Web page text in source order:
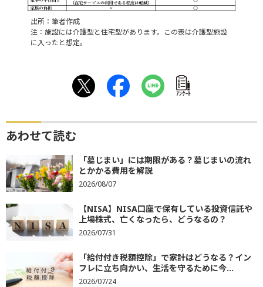
出所：筆者作成
注：施設には介護型と住宅型があります。この表は介護型施設
に入ったと想定。
ｱﾝｹｰﾄ
あわせて読む
「墓じまい」には期限がある？墓じまいの流れ
とかかる費用を解説
2026/08/07
【NISA】NISA口座で保有している投資信託や
上場株式、亡くなったら、どうなるの？
2026/07/31
「給付付き税額控除」で家計はどうなる？イン
フレに立ち向かい、生活を守るために今...
2026/07/24